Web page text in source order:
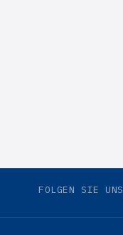
FOLGEN SIE UNS